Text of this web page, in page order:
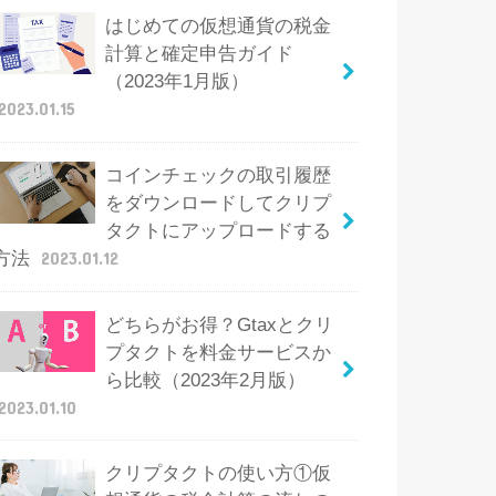
はじめての仮想通貨の税金
計算と確定申告ガイド
（2023年1月版）
コインチェックの取引履歴
をダウンロードしてクリプ
タクトにアップロードする
法
2023.01.12
どちらがお得？Gtaxとクリ
プタクトを料金サービスか
ら比較（2023年2月版）
クリプタクトの使い方①仮